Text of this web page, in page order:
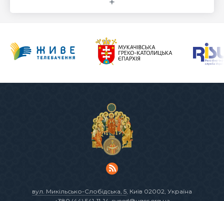
вул. Микільсько-Слобідська, 5, Київ 02002, Україна